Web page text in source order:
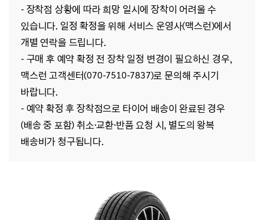
- 장착점 상황에 따라 희망 일시에 장착이 어려울 수
있습니다. 일정 확정을 위해 서비스 운영사(맥스런)에서
개별 연락을 드립니다.
- 구매 후 예약 확정 전 장착 일정 변경이 필요하신 경우,
맥스런 고객센터(070-7510-7837)로 문의해 주시기
바랍니다.
- 예약 확정 후 장착점으로 타이어 배송이 완료된 경우
(배송 중 포함) 취소·교환·반품 요청 시, 별도의 왕복
배송비가 청구됩니다.